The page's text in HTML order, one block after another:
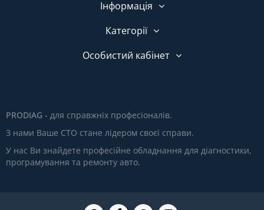
Інформація
Категорії
Особистий кабінет
PRODIAG - для справжніх професіоналів.
З нами Ваше СТО стане лідером своєї справи.
У нас Ви знайдете професійне обладнання для діагностики,
програмування та ремонту авто.